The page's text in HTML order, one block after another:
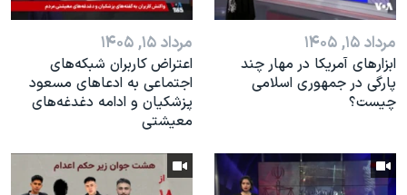
مرداد ۱۵, ۱۴۰۵
ابزارهای آمریکا در مهار چند
پارگی در جمهوری اسلامی
چیست؟
مرداد ۱۵, ۱۴۰۵
اعتراض کاربران شبکه‌های
اجتماعی به ادعاهای مسعود
پزشکیان و ادامه دغدغه‌های
معیشتی